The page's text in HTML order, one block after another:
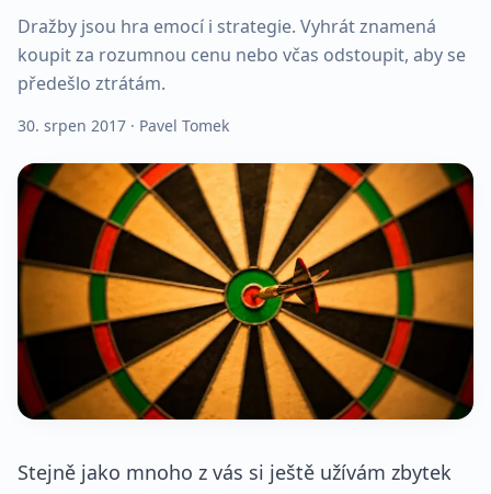
Dražby jsou hra emocí i strategie. Vyhrát znamená
koupit za rozumnou cenu nebo včas odstoupit, aby se
předešlo ztrátám.
30. srpen 2017 · Pavel Tomek
Stejně jako mnoho z vás si ještě užívám zbytek